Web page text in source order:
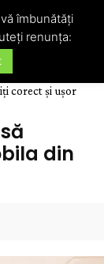
corect și ușor
din
îmbunătăți
renunța: